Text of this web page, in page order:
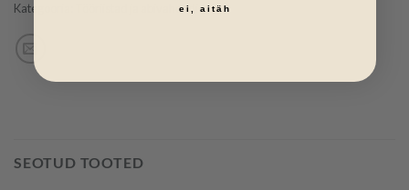
Kategooria:
Tööriistad ja abivahendid
SEOTUD TOOTED
ei, aitäh